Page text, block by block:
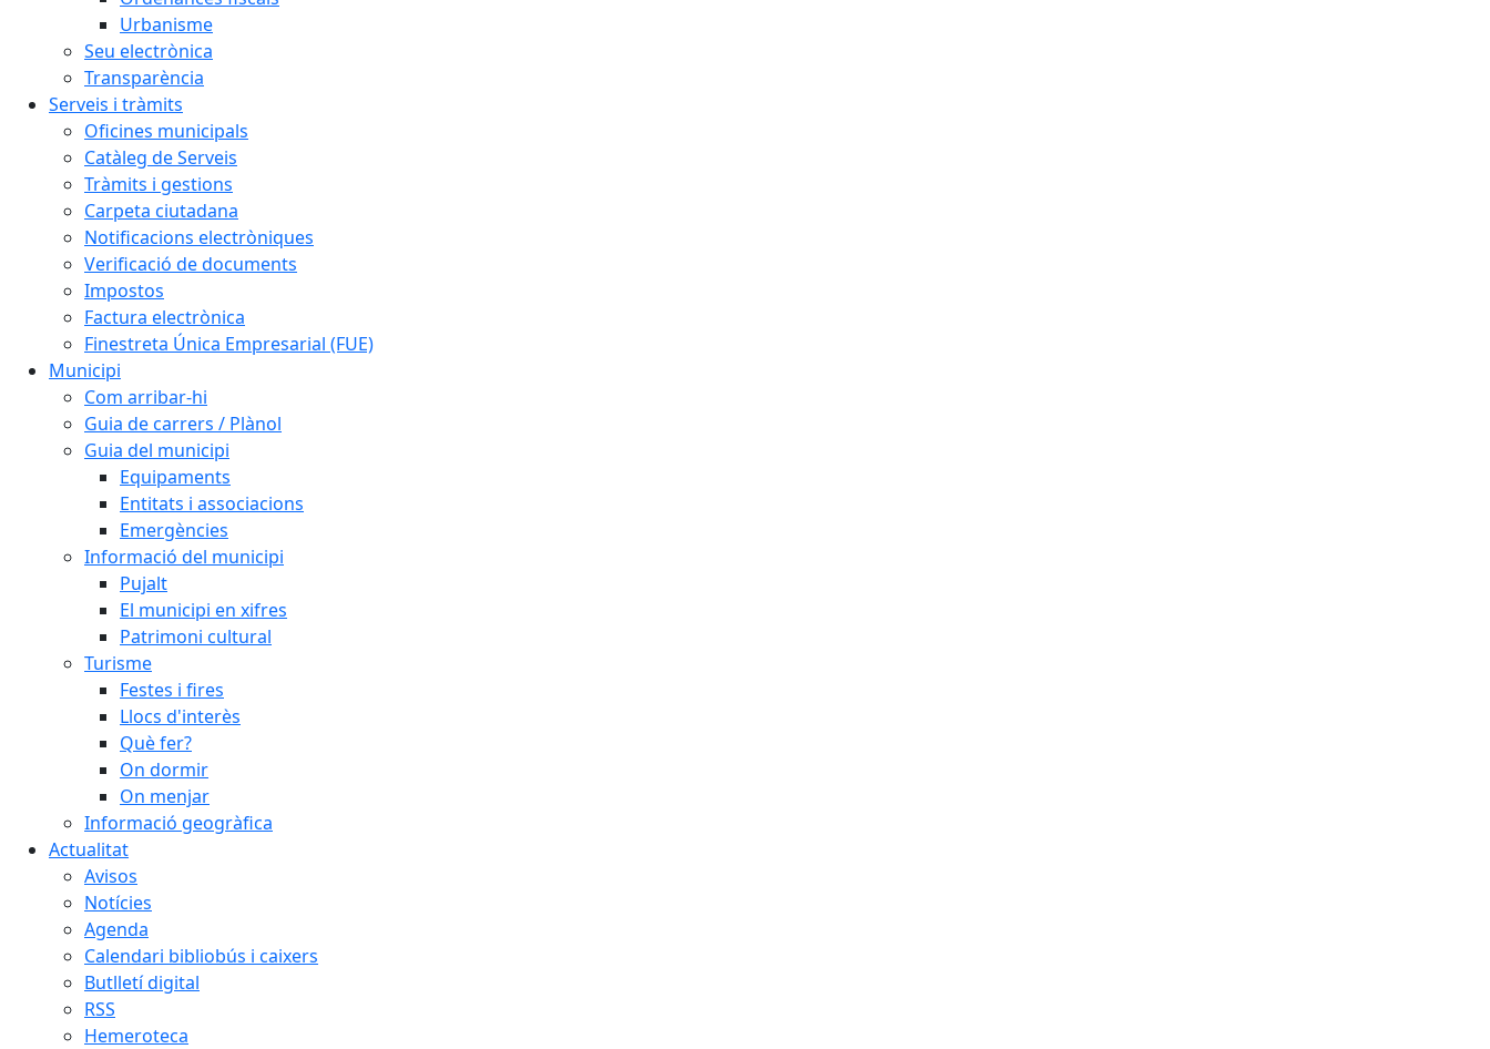
Urbanisme
Seu electrònica
Transparència
Serveis i tràmits
Oficines municipals
Catàleg de Serveis
Tràmits i gestions
Carpeta ciutadana
Notificacions electròniques
Verificació de documents
Impostos
Factura electrònica
Finestreta Única Empresarial (FUE)
Municipi
Com arribar-hi
Guia de carrers / Plànol
Guia del municipi
Equipaments
Entitats i associacions
Emergències
Informació del municipi
Pujalt
El municipi en xifres
Patrimoni cultural
Turisme
Festes i fires
Llocs d'interès
Què fer?
On dormir
On menjar
Informació geogràfica
Actualitat
Avisos
Notícies
Agenda
Calendari bibliobús i caixers
Butlletí digital
RSS
Hemeroteca